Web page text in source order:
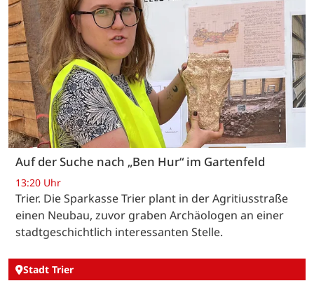
Auf der Suche nach „Ben Hur“ im Gartenfeld
13:20 Uhr
Trier. Die Sparkasse Trier plant in der Agritiusstraße
einen Neubau, zuvor graben Archäologen an einer
stadtgeschichtlich interessanten Stelle.
Stadt Trier